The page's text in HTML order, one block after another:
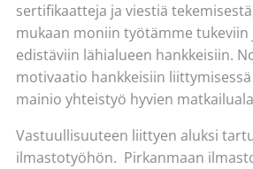
sertifikaatteja ja viestiä
mukaan moniin työtämme tukeviin
edistäviin lähialueen hankkeisiin.
motivaatio hankkeisiin
mainio yhteistyö hyvien
Vastuullisuuteen liittyen aluksi
ilmastotyöhön. Pirkanmaan